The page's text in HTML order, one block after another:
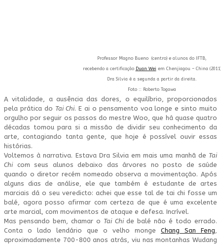
Professor Magno Bueno (centro) e alunos do IFTB,
recebendo a certificação Duan Wei em Chenjiagou – China (2011)
Dra Silvia é a segunda a partir da direita.
Foto :: Roberto Togawa
A vitalidade, a ausência das dores, o equilíbrio, proporcionados
pela prática do Tai Chi. E ai o pensamento voa longe e sinto muito
orgulho por seguir os passos do mestre Woo, que há quase quatro
décadas tomou para si a missão de dividir seu conhecimento da
arte, contagiando tanta gente, que hoje é possível ouvir essas
histórias.
Voltemos à narrativa. Estava Dra Silvia em mais uma manhã de Tai
Chicom seus alunos debaixo das árvores no posto de saúde
quando o diretor recém nomeado observa a movimentação. Após
alguns dias de análise, ele que também é estudante de artes
marciais dá o seu veredicto: achei que esse tal de tai chi fosse um
balé, agora posso afirmar com certeza de que é uma excelente
arte marcial, com movimentos de ataque e defesa. Incrível.
Mas pensando bem, chamar o Tai Chide balé não é todo errado.
Conta o lado lendário que o velho monge Chang San Feng
aproximadamente 700-800 anos atrás, viu nas montanhas Wudang